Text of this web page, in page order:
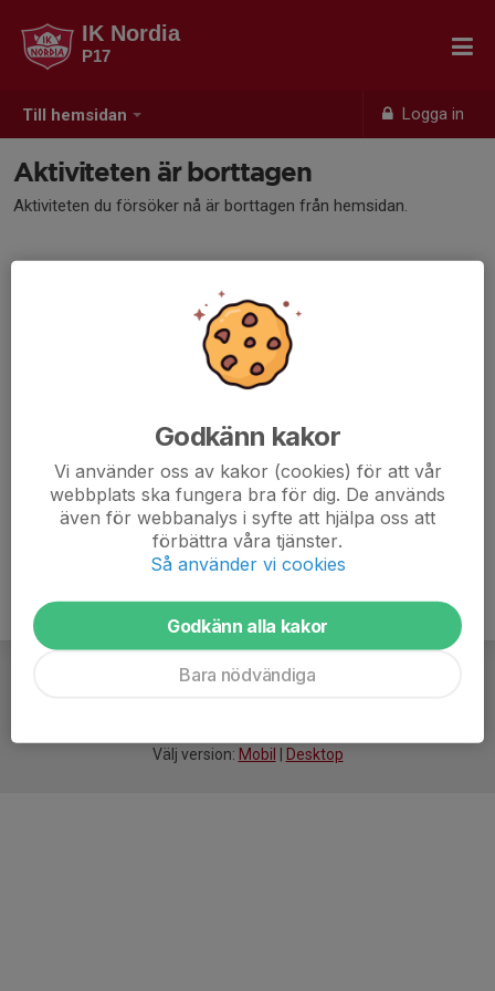
Till hemsidan Logga in
IK Nordia
P17
Aktiviteten är borttagen
Aktiviteten du försöker nå är borttagen från hemsidan.
Välj version: Mobil Desktop
Godkänn kakor
Vi använder oss av kakor (cookies) för att vår
webbplats ska fungera bra för dig. De används
även för webbanalys i syfte att hjälpa oss att
förbättra våra tjänster.
Så använder vi cookies
Godkänn alla kakor
Bara nödvändiga